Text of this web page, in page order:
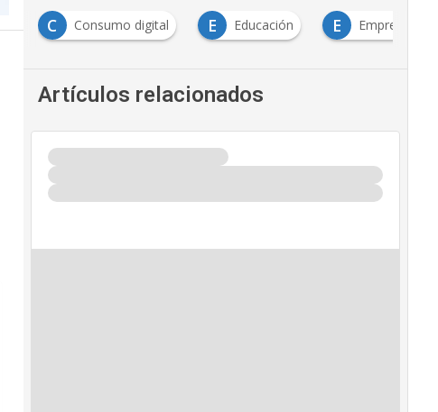
C Consumo digital E Educación E
Artículos relacionados